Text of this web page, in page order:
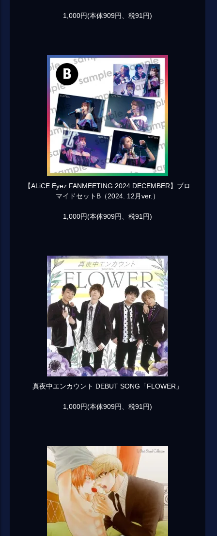
1,000円(本体909円、税91円)
【ALiCE Eyez FANMEETING 2024 DECEMBER】ブロ
マイドセットB（2024. 12月ver.）
1,000円(本体909円、税91円)
真夜中エンカウント DEBUT SONG「FLOWER」
1,000円(本体909円、税91円)